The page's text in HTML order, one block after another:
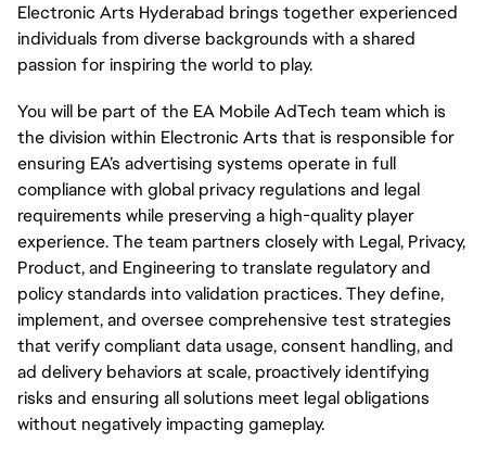
Electronic Arts Hyderabad brings together experienced
individuals from diverse backgrounds with a shared
passion for inspiring the world to play.
You will be part of the EA Mobile AdTech team which is
the division within Electronic Arts that is responsible for
ensuring EA’s advertising systems operate in full
compliance with global privacy regulations and legal
requirements while preserving a high-quality player
experience. The team partners closely with Legal, Privacy,
Product, and Engineering to translate regulatory and
policy standards into validation practices. They define,
implement, and oversee comprehensive test strategies
that verify compliant data usage, consent handling, and
ad delivery behaviors at scale, proactively identifying
risks and ensuring all solutions meet legal obligations
without negatively impacting gameplay.